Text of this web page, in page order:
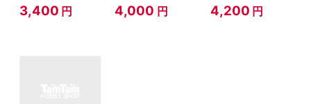
3,400 円 4,000 円 4,200 円